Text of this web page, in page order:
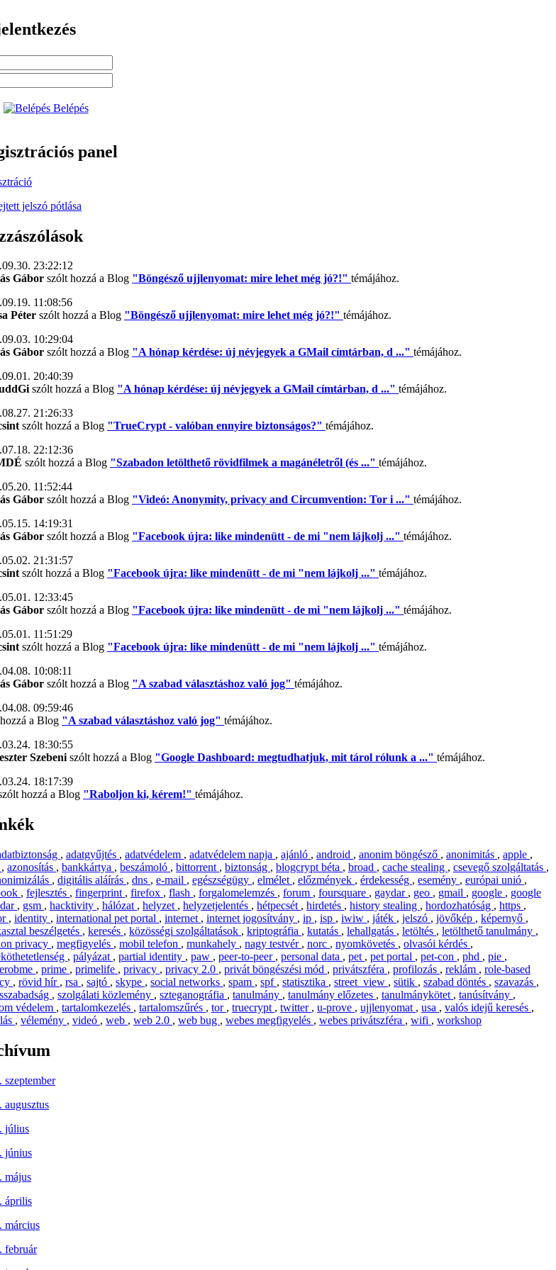
Belépés
panel
jelszó pótlása
23:22:12
Gábor szólt hozzá a Blog "Böngésző ujjlenyomat: mire lehet még jó?!" témájához.
11:08:56
Péter szólt hozzá a Blog "Böngésző ujjlenyomat: mire lehet még jó?!" témájához.
10:29:04
Gábor szólt hozzá a Blog "A hónap kérdése: új névjegyek a GMail címtárban, d ..." témájához.
20:40:39
szólt hozzá a Blog "A hónap kérdése: új névjegyek a GMail címtárban, d ..." témájához.
21:26:33
szólt hozzá a Blog "TrueCrypt - valóban ennyire biztonságos?" témájához.
22:12:36
szólt hozzá a Blog "Szabadon letölthető rövidfilmek a magánéletről (és ..." témájához.
11:52:44
Gábor szólt hozzá a Blog "Videó: Anonymity, privacy and Circumvention: Tor i ..." témájához.
14:19:31
Gábor szólt hozzá a Blog "Facebook újra: like mindenütt - de mi "nem lájkolj ..." témájához.
21:31:57
szólt hozzá a Blog "Facebook újra: like mindenütt - de mi "nem lájkolj ..." témájához.
12:33:45
Gábor szólt hozzá a Blog "Facebook újra: like mindenütt - de mi "nem lájkolj ..." témájához.
11:51:29
szólt hozzá a Blog "Facebook újra: like mindenütt - de mi "nem lájkolj ..." témájához.
10:08:11
Gábor szólt hozzá a Blog "A szabad választáshoz való jog" témájához.
09:59:46
a Blog "A szabad választáshoz való jog" témájához.
18:30:55
Szebeniszólt hozzá a Blog "Google Dashboard: megtudhatjuk, mit tárol rólunk a ..." témájához.
18:17:39
hozzá a Blog "Raboljon ki, kérem!" témájához.
, adatgyűjtés , adatvédelem , adatvédelem napja , ajánló , android , anonim böngésző , anonimitás , apple ,
, azonosítás , bankkártya , beszámoló , bittorrent , biztonság , blogcrypt béta , broad , cache stealing , csevegő szolgáltatás ,
, digitális aláírás , dns , e-mail , egészségügy , elmélet , előzmények , érdekesség , esemény , európai unió ,
, fejlesztés , fingerprint , firefox , flash , forgalomelemzés , forum , foursquare , gaydar , geo , gmail , google , google
, gsm , hacktivity , hálózat , helyzet , helyzetjelentés , hétpecsét , hirdetés , history stealing , hordozhatóság , https ,
, identity , international pet portal , internet , internet jogosítvány , ip , isp , iwiw , játék , jelszó , jövőkép , képernyő ,
beszélgetés , keresés , közösségi szolgáltatások , kriptográfia , kutatás , lehallgatás , letöltés , letölthető tanulmány ,
privacy , megfigyelés , mobil telefon , munkahely , nagy testvér , norc , nyomkövetés , olvasói kérdés ,
, pályázat , partial identity , paw , peer-to-peer , personal data , pet , pet portal , pet-con , phd , pie ,
, prime , primelife , privacy , privacy 2.0 , privát böngészési mód , privátszféra , profilozás , reklám , role-based
, rövid hír , rsa , sajtó , skype , social networks , spam , spf , statisztika , street_view , sütik , szabad döntés , szavazás ,
, szolgálati közlemény , szteganográfia , tanulmány , tanulmány előzetes , tanulmánykötet , tanúsítvány ,
védelem , tartalomkezelés , tartalomszűrés , tor , truecrypt , twitter , u-prove , ujjlenyomat , usa , valós idejű keresés ,
, vélemény , videó , web , web 2.0 , web bug , webes megfigyelés , webes privátszféra , wifi , workshop
szeptember
augusztus
július
június
május
április
március
február